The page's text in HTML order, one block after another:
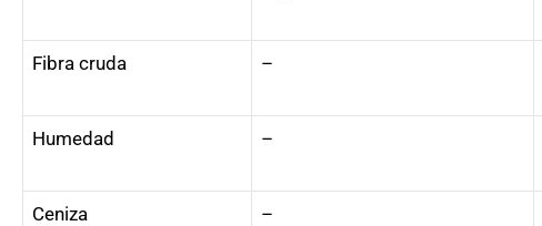
Fibra cruda –
Humedad –
Ceniza –